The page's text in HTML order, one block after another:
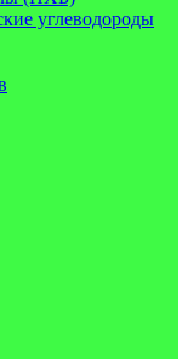
углеводороды